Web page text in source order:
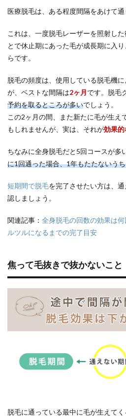
医療脱毛は、ある程度間隔をあけて通
これは、一度脱毛レーザーを照射し
とで休止期にあった毛が成長期に入
らです。
脱毛の頻度は、使用している脱毛機
が、ベストな間隔は2ヶ月です。脱毛
予約を取るところが多いでしょう。
この2ヶ月の間、また新たに毛が生え
もしれませんが、実は、それが効果
ちなみに全身脱毛だと5回コースが多
に1回通った場合、1年もたたないう
短期間で脱毛を完了させたい方は、
認しましょう。
関連記事： 全身脱毛の回数の効果は
ルツルになるまでの完了目安
焦って毛抜きで抜かないこと
脱毛に通っている最中に毛が生えて